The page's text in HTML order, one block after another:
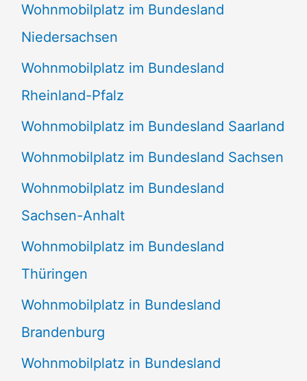
Wohnmobilplatz im Bundesland
Niedersachsen
Wohnmobilplatz im Bundesland
Rheinland-Pfalz
Wohnmobilplatz im Bundesland Saarland
Wohnmobilplatz im Bundesland Sachsen
Wohnmobilplatz im Bundesland
Sachsen-Anhalt
Wohnmobilplatz im Bundesland
Thüringen
Wohnmobilplatz in Bundesland
Brandenburg
Wohnmobilplatz in Bundesland